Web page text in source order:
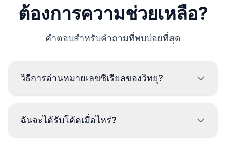
ต้องการความช่วยเหลือ?
คำตอบสำหรับคำถามที่พบบ่อยที่สุด
วิธีการอ่านหมายเลขซีเรียลของวิทยุ?
ออกและอ่านรหัสจากป้ายบนตัวเครื่องวิทยุ โดยปกติหมายเลข
ฉันจะได้รับโค้ดเมื่อไหร่?